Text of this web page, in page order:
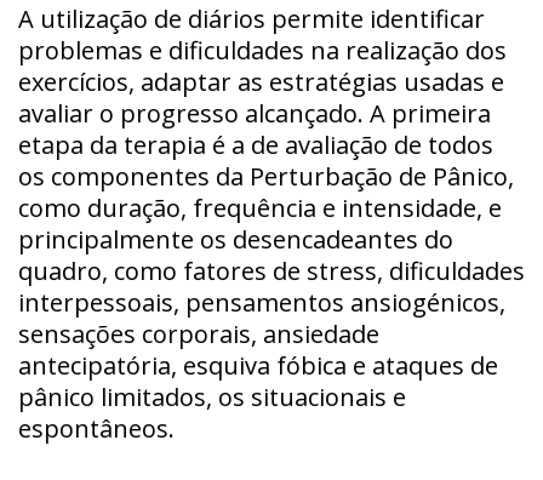
A utilização de diários permite identificar
problemas e dificuldades na realização dos
exercícios, adaptar as estratégias usadas e
avaliar o progresso alcançado. A primeira
etapa da terapia é a de avaliação de todos
os componentes da Perturbação de Pânico,
como duração, frequência e intensidade, e
principalmente os desencadeantes do
quadro, como fatores de stress, dificuldades
interpessoais, pensamentos ansiogénicos,
sensações corporais, ansiedade
antecipatória, esquiva fóbica e ataques de
pânico limitados, os situacionais e
espontâneos.